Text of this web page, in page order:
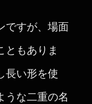
ですが、場面
ともありま
長い形を使
うな二重の名